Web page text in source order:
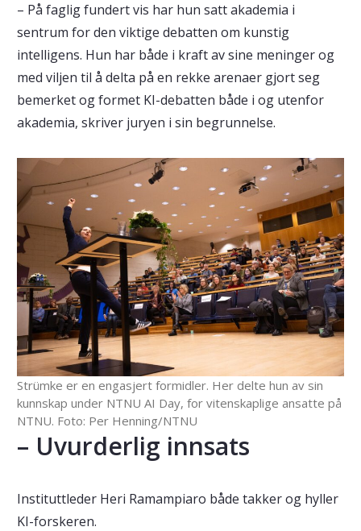
– På faglig fundert vis har hun satt akademia i
sentrum for den viktige debatten om kunstig
intelligens. Hun har både i kraft av sine meninger og
med viljen til å delta på en rekke arenaer gjort seg
bemerket og formet KI-debatten både i og utenfor
akademia, skriver juryen i sin begrunnelse.
Strümke er en engasjert formidler. Her delte hun av sin
kunnskap under NTNU AI Day, for vitenskaplige ansatte på
NTNU. Foto: Per Henning/NTNU
– Uvurderlig innsats
Instituttleder Heri Ramampiaro både takker og hyller
KI-forskeren.